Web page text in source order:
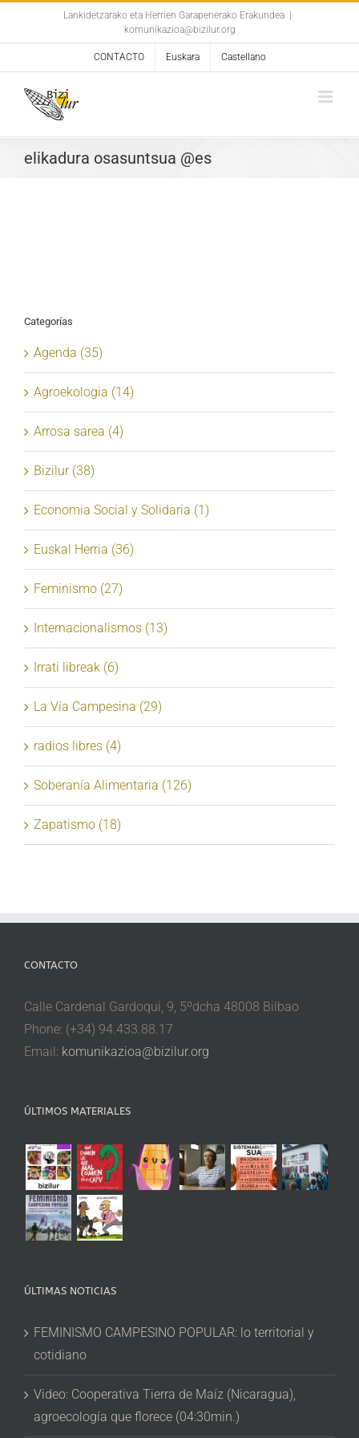
Lankidetzarako eta Herrien Garapenerako Erakundea
komunikazioa@bizilur.org
CONTACTO Euskara Castellano
elikadura osasuntsua @es
Categorías
Agenda (35)
Agroekologia (14)
Arrosa sarea (4)
Bizilur (38)
Economia Social y Solidaria (1)
Euskal Herria (36)
Feminismo (27)
Internacionalismos (13)
Irrati libreak (6)
La Vía Campesina (29)
radios libres (4)
Soberanía Alimentaria (126)
Zapatismo (18)
CONTACTO
Calle Cardenal Gardoqui, 9, 5ºdcha 48008 Bilbao
Phone: (+34) 94.433.88.17
Email: komunikazioa@bizilur.org
ÚLTIMOS MATERIALES
ÚLTIMAS NOTICIAS
FEMINISMO CAMPESINO POPULAR: lo territorial y
cotidiano
Video: Cooperativa Tierra de Maíz (Nicaragua),
agroecología que florece (04:30min.)